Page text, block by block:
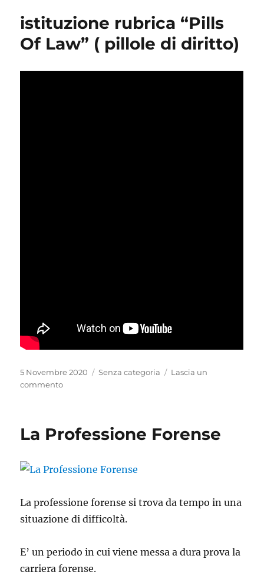
istituzione rubrica “Pills
Of Law” ( pillole di diritto)
Pubblicato
il
5 Novembre 2020 Categorie
Senza categoria
Lascia un
commentosu
Of
pillole
La Professione Forense
La professione forense si trova da tempo in una
situazione di difficoltà.
E’ un periodo in cui viene messa a dura prova la
carriera forense.